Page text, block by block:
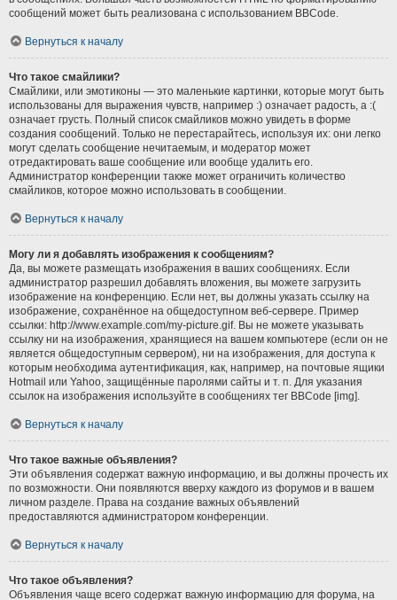
сообщений может быть реализована с использованием BBCode.
Вернуться к началу
Что такое смайлики?
Смайлики, или эмотиконы — это маленькие картинки, которые могут быть
использованы для выражения чувств, например :) означает радость, а :(
означает грусть. Полный список смайликов можно увидеть в форме
создания сообщений. Только не перестарайтесь, используя их: они легко
могут сделать сообщение нечитаемым, и модератор может
отредактировать ваше сообщение или вообще удалить его.
Администратор конференции также может ограничить количество
смайликов, которое можно использовать в сообщении.
Вернуться к началу
Могу ли я добавлять изображения к сообщениям?
Да, вы можете размещать изображения в ваших сообщениях. Если
администратор разрешил добавлять вложения, вы можете загрузить
изображение на конференцию. Если нет, вы должны указать ссылку на
изображение, сохранённое на общедоступном веб-сервере. Пример
ссылки: http://www.example.com/my-picture.gif. Вы не можете указывать
ссылку ни на изображения, хранящиеся на вашем компьютере (если он не
является общедоступным сервером), ни на изображения, для доступа к
которым необходима аутентификация, как, например, на почтовые ящики
Hotmail или Yahoo, защищённые паролями сайты и т. п. Для указания
ссылок на изображения используйте в сообщениях тег BBCode [img].
Вернуться к началу
Что такое важные объявления?
Эти объявления содержат важную информацию, и вы должны прочесть их
по возможности. Они появляются вверху каждого из форумов и в вашем
личном разделе. Права на создание важных объявлений
предоставляются администратором конференции.
Вернуться к началу
Что такое объявления?
Объявления чаще всего содержат важную информацию для форума, на